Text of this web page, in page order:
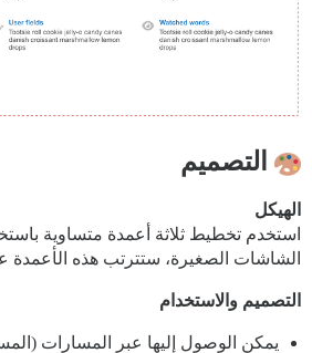
التصميم
الهيكل
استخدم تخطيط ثلاثة أعمدة متساوية
الشاشات الصغيرة، ستترتب هذه الأعمدة
التصميم والاستخدام
يمكن الوصول إليها عبر المسارات